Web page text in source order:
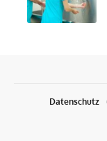
Datenschutz